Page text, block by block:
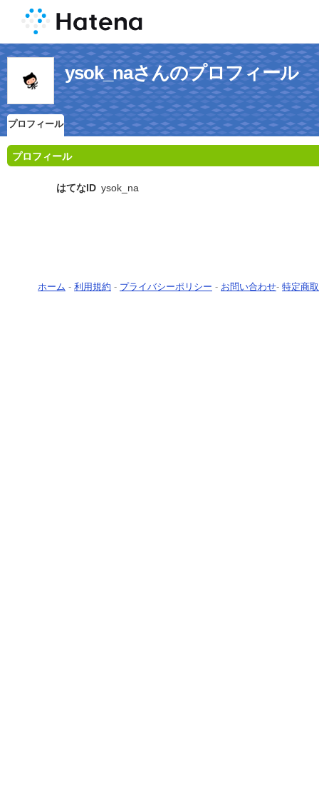
ysok_naさんのプロフィール
プロフィール
プロフィール
はてなID ysok_na
ホーム - 利用規約 - プライバシーポリシー - お問い合わせ- 特定商